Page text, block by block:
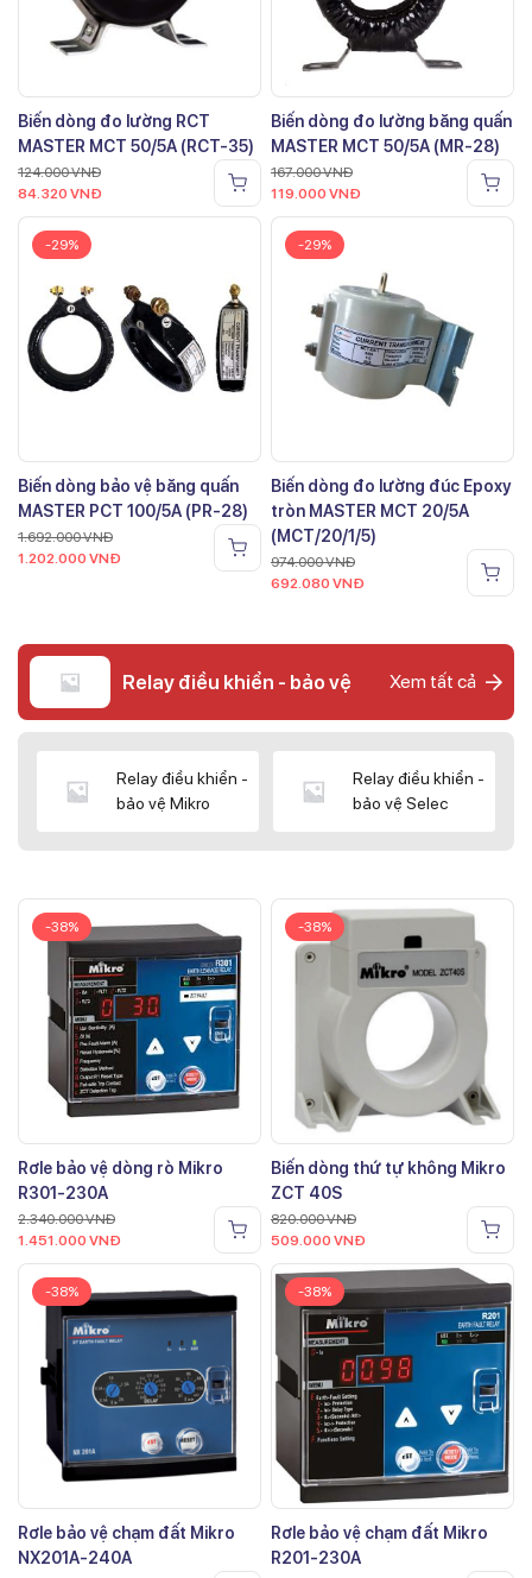
Biến dòng đo lường RCT
MASTER MCT 50/5A (RCT-35)
124.000VNĐ
84.320 VNĐ
Biến dòng đo lường băng quấn
MASTER MCT 50/5A (MR-28)
167.000VNĐ
119.000 VNĐ
-29%
Biến dòng bảo vệ băng quấn
MASTER PCT 100/5A (PR-28)
1.692.000VNĐ
1.202.000 VNĐ
-29%
Biến dòng đo lường đúc Epoxy
tròn MASTER MCT 20/5A
(MCT/20/1/5)
974.000VNĐ
692.080 VNĐ
Relay điều khiển - bảo vệ Xem tất cả
Relay điều khiển -
bảo vệ Mikro
Relay điều khiển -
bảo vệ Selec
-38%
Rơle bảo vệ dòng rò Mikro
R301-230A
2.340.000VNĐ
1.451.000 VNĐ
-38%
Biến dòng thứ tự không Mikro
ZCT 40S
820.000VNĐ
509.000 VNĐ
-38%
Rơle bảo vệ chạm đất Mikro
NX201A-240A
-38%
Rơle bảo vệ chạm đất Mikro
R201-230A